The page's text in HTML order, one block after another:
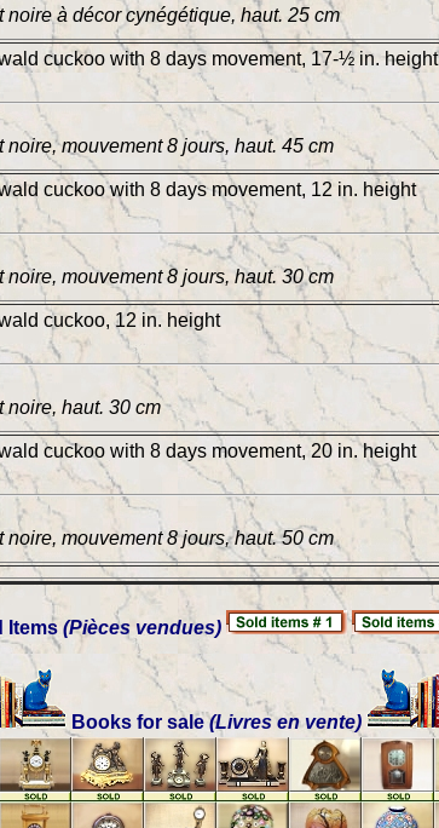
noire à décor cynégétique, haut. 25 cm
cuckoo with 8 days movement, 17-½ in. height
noire, mouvement 8 jours, haut. 45 cm
cuckoo with 8 days movement, 12 in. height
noire, mouvement 8 jours, haut. 30 cm
cuckoo, 12 in. height
noire, haut. 30 cm
cuckoo with 8 days movement, 20 in. height
noire, mouvement 8 jours, haut. 50 cm
Items(Pièces vendues)
Books for sale(Livres en vente)